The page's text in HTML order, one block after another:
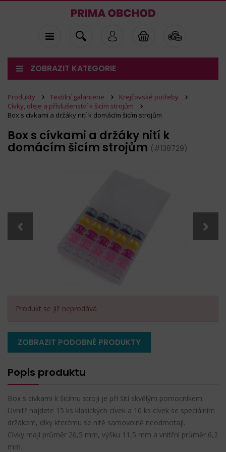
ZOBRAZIT KATEGORIE
Produkty Textilní galanterie
Krejčovské potřeby
Cívky, oleje a příslušenství k šicím strojům
Box s cívkami a držáky nití k domácím šicím strojům
Box s cívkami a držáky nití k
domácím šicím strojům (#138729)
Produkt se již neprodává
ZOBRAZIT PODOBNÉ PRODUKTY
Popis produktu
Box s cívkami k šicímu stroji je při šití skvělým pomocníkem.
Uvnitř najdete 15 ks klasických cívek a 10 ks cívek se speciálním
držákem, díky kterému se nitě samovolně neodmotají.
Cívky mají průměr 20,5 mm, výšku 11,5 mm a vnitřní průměr 6,2
mm.